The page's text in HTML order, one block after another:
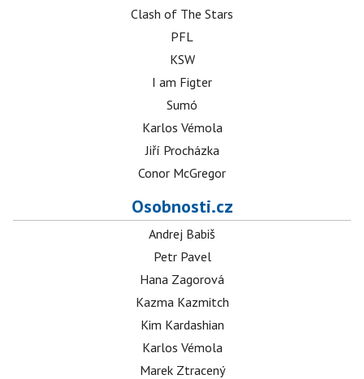
Clash of The Stars
PFL
KSW
I am Figter
Sumó
Karlos Vémola
Jiří Procházka
Conor McGregor
Osobnosti.cz
Andrej Babiš
Petr Pavel
Hana Zagorová
Kazma Kazmitch
Kim Kardashian
Karlos Vémola
Marek Ztracený